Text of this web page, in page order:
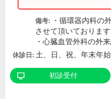
備考:
・循環器内科の
させて頂いております
・心臓血管外科の外
休診日: 土、日、祝、年末年
初診受付